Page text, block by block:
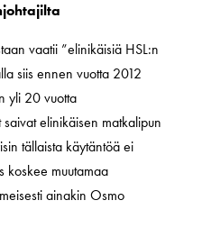
vaatii ”elinikäisiä HSL:n
siis ennen vuotta 2012
yli 20 vuotta
saivat elinikäisen matkalipun
tällaista käytäntöä ei
koskee muutamaa
ainakin Osmo